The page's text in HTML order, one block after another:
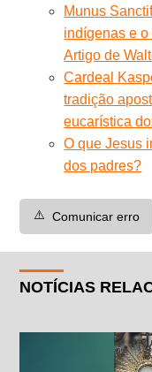
Munus
indígenas e
Artigo de
Cardeal
tradição
eucarística
O que Jesus
dos padres?
⚠️ Comunicar erro
NOTÍCIAS